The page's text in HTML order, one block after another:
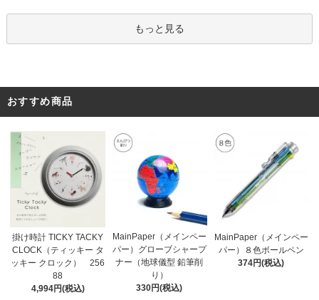
もっと見る
おすすめ商品
掛け時計 TICKY TACKY
CLOCK（ティッキー タ
ッキー クロック） 256
88
4,994円(税込)
MainPaper（メインペー
パー）グローブシャープ
ナー（地球儀型 鉛筆削
り）
330円(税込)
MainPaper（メインペー
パー）８色ボールペン
374円(税込)